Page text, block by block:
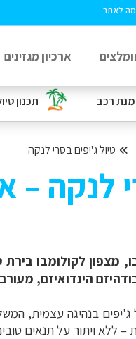
רכב תכנון
לאתר
ארכיון מגזינים
טיול ג'יפים בסרי לנקה
לנקה
מצפון לקולומבו
הינדואיזם,
בנהיגה עצמית,
– ללא ויתור על תנאים